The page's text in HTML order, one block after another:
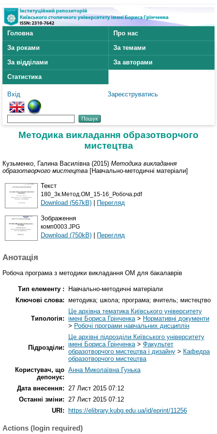
Головна
Про нас
За роками
За темами
За відділами
За авторами
Статистика
Вхід Зареєструватись
Методика викладання образотворчого
мистецтва
Кузьменко, Галина Василівна (2015) Методика викладання
образотворчого мистецтва [Навчально-методичні матеріали]
Текст
180_3к.Метод.ОМ_15-16_Робоча.pdf
Download (567kB) | Перегляд
Зображення
комп0003.JPG
Download (750kB) | Перегляд
Анотація
Робоча програма з методики викладання ОМ для бакалаврів
Тип елементу :
Навчально-методичні матеріали
Ключові слова: методика; школа; програма; вчитель; мистецтво
Типологія:
Це архівна тематика Київського університету
імені Бориса Грінченка> Нормативні документи
> Робочі програми навчальних дисциплін
Підрозділи:
Це архівні підрозділи Київського університету
імені Бориса Грінченка> Факультет
образотворчого мистецтва і дизайну > Кафедра
образотворчого мистецтва
Користувач, що
депонує:
Анна Миколаївна Гунька
Дата внесення: 27 Лист 2015 07:12
Останні зміни: 27 Лист 2015 07:12
URI:
https://elibrary.kubg.edu.ua/id/eprint/11256
Actions (login required)